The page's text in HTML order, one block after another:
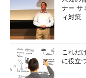
ナー サ
ィ対策
これだ
に役立